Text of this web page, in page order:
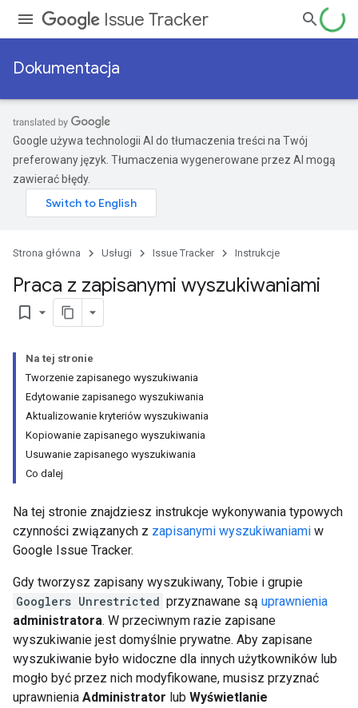
Issue Tracker
Dokumentacja
Google używa technologii AI do tłumaczenia treści na Twój
preferowany język. Tłumaczenia wygenerowane przez AI mogą
zawierać błędy.
Strona główna Usługi Issue Tracker Instrukcje
Praca z zapisanymi wyszukiwaniami
bookmark_border
Na tej stronie
Tworzenie zapisanego wyszukiwania
Edytowanie zapisanego wyszukiwania
Aktualizowanie kryteriów wyszukiwania
Kopiowanie zapisanego wyszukiwania
Usuwanie zapisanego wyszukiwania
Co dalej
Na tej stronie znajdziesz instrukcje wykonywania typowych
czynności związanych z zapisanymi wyszukiwaniami w
Google Issue Tracker.
Gdy tworzysz zapisany wyszukiwany, Tobie i grupie
Googlers Unrestricted przyznawane są uprawnienia
administratora. W przeciwnym razie zapisane
wyszukiwanie jest domyślnie prywatne. Aby zapisane
wyszukiwanie było widoczne dla innych użytkowników lub
mogło być przez nich modyfikowane, musisz przyznać
uprawnienia Administrator lub Wyświetlanie